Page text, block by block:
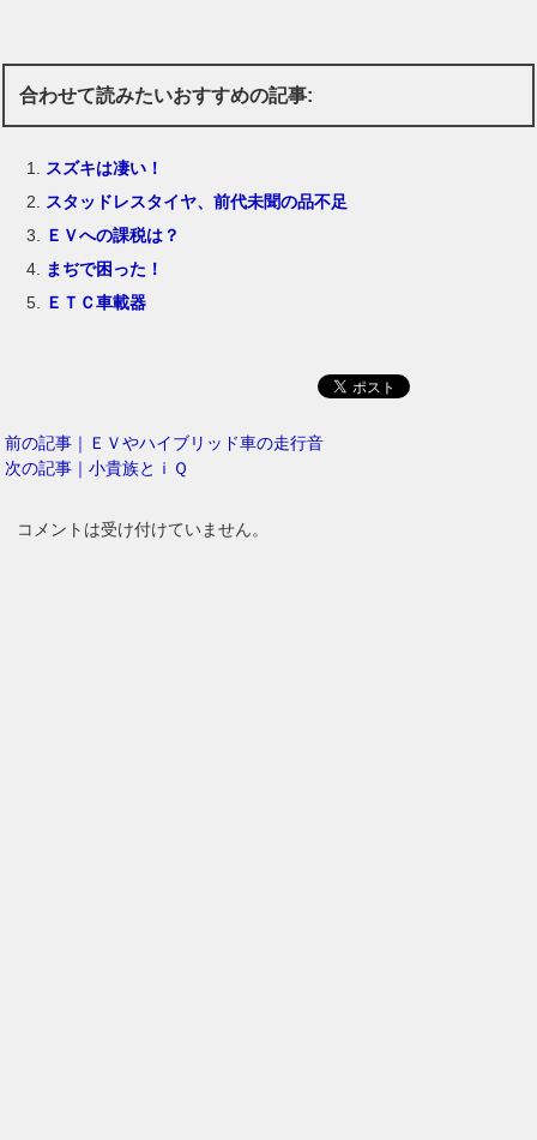
合わせて読みたいおすすめの記事:
スズキは凄い！
スタッドレスタイヤ、前代未聞の品不足
ＥＶへの課税は？
まぢで困った！
ＥＴＣ車載器
前の記事｜ＥＶやハイブリッド車の走行音
次の記事｜小貴族とｉＱ
コメントは受け付けていません。